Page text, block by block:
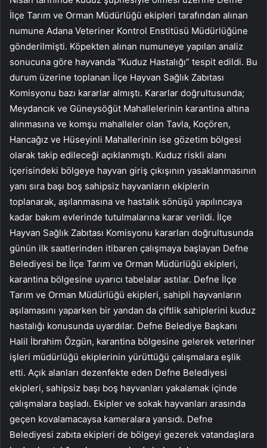
İlçe Tarım ve Orman Müdürlüğü ekipleri tarafından alınan
numune Adana Veteriner Kontrol Enstitüsü Müdürlüğüne
gönderilmişti. Köpekten alınan numuneye yapılan analiz
sonucuna göre hayvanda “Kuduz Hastalığı” tespit edildi. Bu
durum üzerine toplanan İlçe Hayvan Sağlık Zabıtası
Komisyonu bazı kararlar almıştı. Kararlar doğrultusunda;
Meydancık ve Güneysöğüt Mahallelerinin karantina altına
alınmasına ve komşu mahalleler olan Tavla, Koçören,
Hancağız ve Hüseyinli Mahallerinin ise gözetim bölgesi
olarak takip edileceği açıklanmıştı. Kuduz riskli alanı
içerisindeki bölgeye hayvan giriş çıkışının yasaklanmasının
yanı sıra başı boş sahipsiz hayvanların ekiplerin
toplanarak, aşılanmasına ve hastalık sönüşü yapılıncaya
kadar bakım evlerinde tutulmalarına karar verildi. İlçe
Hayvan Sağlık Zabıtası Komisyonu kararları doğrultusunda
günün ilk saatlerinden itibaren çalışmaya başlayan Defne
Belediyesi be İlçe Tarım ve Orman Müdürlüğü ekipleri,
karantina bölgesine uyarıcı tabelalar astılar. Defne İlçe
Tarım ve Orman Müdürlüğü ekipleri, sahipli hayvanların
aşılamasını yaparken bir yandan da çiftlik sahiplerini kuduz
hastalığı konusunda uyardılar. Defne Belediye Başkanı
Halil İbrahim Özgün, karantina bölgesine gelerek veteriner
işleri müdürlüğü ekiplerinin yürüttüğü çalışmalara eşlik
etti. Açık alanları dezenfekte eden Defne Belediyesi
ekipleri, sahipsiz başı boş hayvanları yakalamak içinde
çalışmalara başladı. Ekipler ve sokak hayvanları arasında
geçen kovalamacaysa kameralara yansıdı. Defne
Belediyesi zabıta ekipleri de bölgeyi gezerek vatandaşlara